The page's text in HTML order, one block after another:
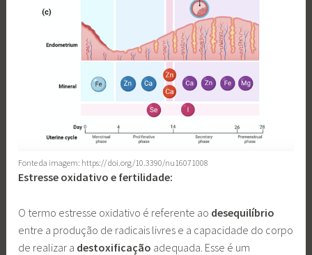
Fonte da imagem: https:// doi.org/10.3390/nu16071008
Estresse oxidativo e fertilidade:
O termo estresse oxidativo é referente ao desequilíbrio
entre a produção de radicais livres e a capacidade do corpo
de realizar a destoxificação adequada. Esse é um